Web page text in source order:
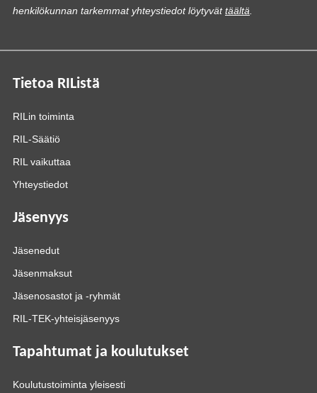
henkilökunnan tarkemmat yhteystiedot löytyvättäältä
Tietoa RIListä
RILin toiminta
RIL-Säätiö
RIL vaikuttaa
Yhteystiedot
Jäsenyys
Jäsenedut
Jäsenmaksut
Jäsenosastot ja -ryhmät
RIL-TEK-yhteisjäsenyys
Tapahtumat ja koulutukset
Koulutustoiminta yleisesti